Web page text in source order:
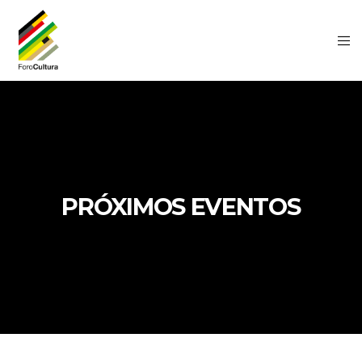
PRÓXIMOS EVENTOS